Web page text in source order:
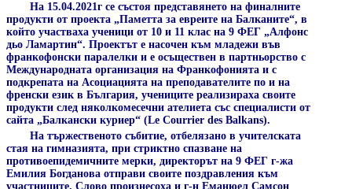
На 15.04.2021г се състоя представянето на финалните
продукти от проекта „Паметта за евреите на Балканите“, в
който участваха ученици от 10 и 11 клас на 9 ФЕГ „Алфонс
дьо Ламартин“. Проектът е насочен към младежи във
франкофонски паралелки и е осъществен в партньорство с
Международната организация на Франкофонията и с
подкрепата на Асоциацията на преподавателите по и на
френски език в България, учениците реализираха своите
продукти след няколкомесечни ателиета със специалисти от
сайта „Балкански куриер“ (Le Courrier des Balkans).
На тържественото събитие, отбелязано в учителската
стая на гимназията, при стриктно спазване на
противоепидемичните мерки, директорът на 9 ФЕГ г-жа
Емилия Богданова отправи своите поздравления към
участниците. Слово произнесоха и г-н Еманюел Самсон